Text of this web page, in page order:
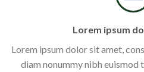
Lorem ipsum
Lorem ipsum dolor sit amet,
diam nonummy nibh